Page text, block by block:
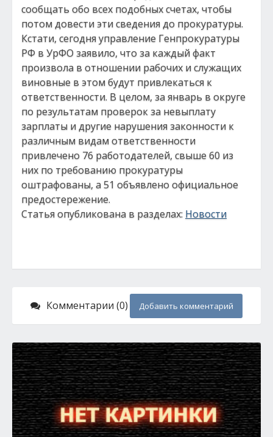
сообщать обо всех подобных счетах, чтобы
потом довести эти сведения до прокуратуры.
Кстати, сегодня управление Генпрокуратуры
РФ в УрФО заявило, что за каждый факт
произвола в отношении рабочих и служащих
виновные в этом будут привлекаться к
ответственности. В целом, за январь в округе
по результатам проверок за невыплату
зарплаты и другие нарушения законности к
различным видам ответственности
привлечено 76 работодателей, свыше 60 из
них по требованию прокуратуры
оштрафованы, а 51 объявлено официальное
предостережение.
Статья опубликована в разделах: Новости
Комментарии (0) Добавить комментарий